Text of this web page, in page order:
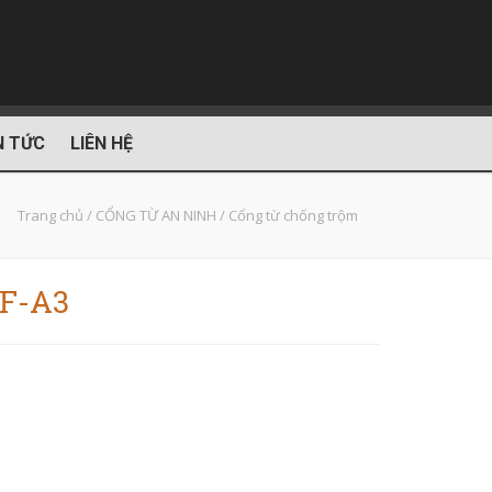
TỨC LIÊN HỆ
Trang chủ / CỔNG TỪ AN NINH / Cổng từ chống trộm
A3